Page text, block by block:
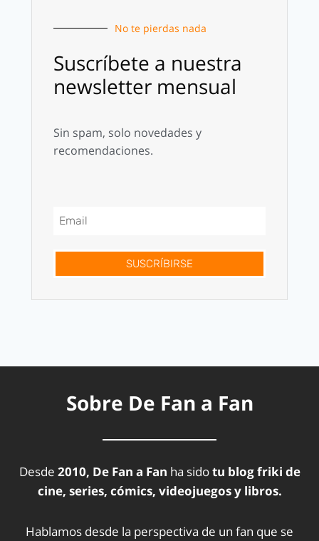
No te pierdas nada
Suscríbete a nuestra
newsletter mensual
Sin spam, solo novedades y
recomendaciones.
SUSCRÍBIRSE
Sobre De Fan a Fan
Desde 2010, De Fan a Fan ha sidotu blog friki de
cine, series, cómics, videojuegos y libros.
Hablamos desde la perspectiva de un fan que se